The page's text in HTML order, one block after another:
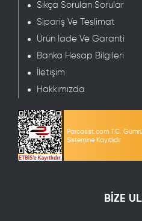
Sıkça Sorulan Sorular
Sipariş Ve Teslimat
Ürün İade Ve Garanti
Banka Hesap Bilgileri
İletişim
Hakkımızda
Parcasist.com T.C.
Sistemine Kayıtlıdır
BİZE